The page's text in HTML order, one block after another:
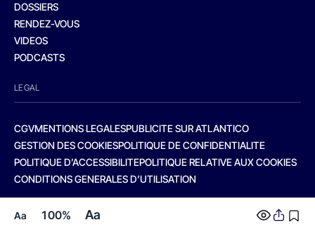
Aa 100% Aa
DOSSIERS
RENDEZ-VOUS
VIDEOS
PODCASTS
LEGAL
CGVMENTIONS LEGALESPUBLICITE SUR ATLANTICO
GESTION DES COOKIESPOLITIQUE DE CONFIDENTIALITE
POLITIQUE D’ACCESSIBILITEPOLITIQUE RELATIVE AUX COOKIES
CONDITIONS GENERALES D’UTILISATION